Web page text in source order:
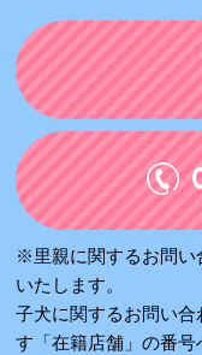
※里親に関するお問い
いたします。
子犬に関するお問い
す「在籍店舗」の番号